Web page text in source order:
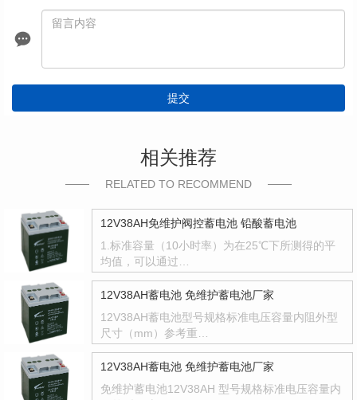
提交
相关推荐
RELATED TO RECOMMEND
12V38AH免维护阀控蓄电池 铅酸蓄电池
1.标准容量（10小时率）为在25℃下所测得的平
均值，可以通过…
12V38AH蓄电池 免维护蓄电池厂家
12V38AH蓄电池型号规格标准电压容量内阻外型
尺寸（mm）参考重…
12V38AH蓄电池 免维护蓄电池厂家
免维护蓄电池12V38AH 型号规格标准电压容量内